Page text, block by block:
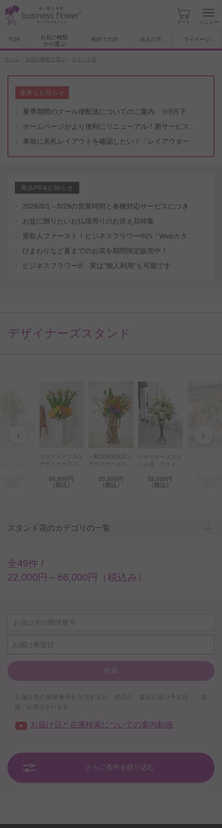
カート メニュー
TOP
お花の種類
から選ぶ
初めての方 法人の方 マイページ
ホーム お花の種類で選ぶ スタンド花
重要なお知らせ
商品PR&お知らせ
お盆に贈りたいお仏壇周りのお供え花特集
ひまわりなど夏までのお花を期間限定販売中！
ビジネスフラワー®、実は"個人利用"も可能です
デザイナーズスタンド
‹ ›
＜配送地域限定＞
デザイナーズスタ
ンド花 孔雀（ク
ジャク）
55,000円
（税込）
デザイナーズスタ
ンド花 スタイリ
ース55,000円
（税込）
デザイナーズスタ
ンド花 アクティ
33,000円
（税込）
スタンド花のカテゴリの一覧
全49件 /
22,000円～66,000円（税込み）
お届け希望日
検索
お届け先の郵便番号を入力すると、商品の「最短お届け予定日」「在
庫」が表示されます。
お届け日と在庫検索についての案内動画
さらに条件を絞り込む